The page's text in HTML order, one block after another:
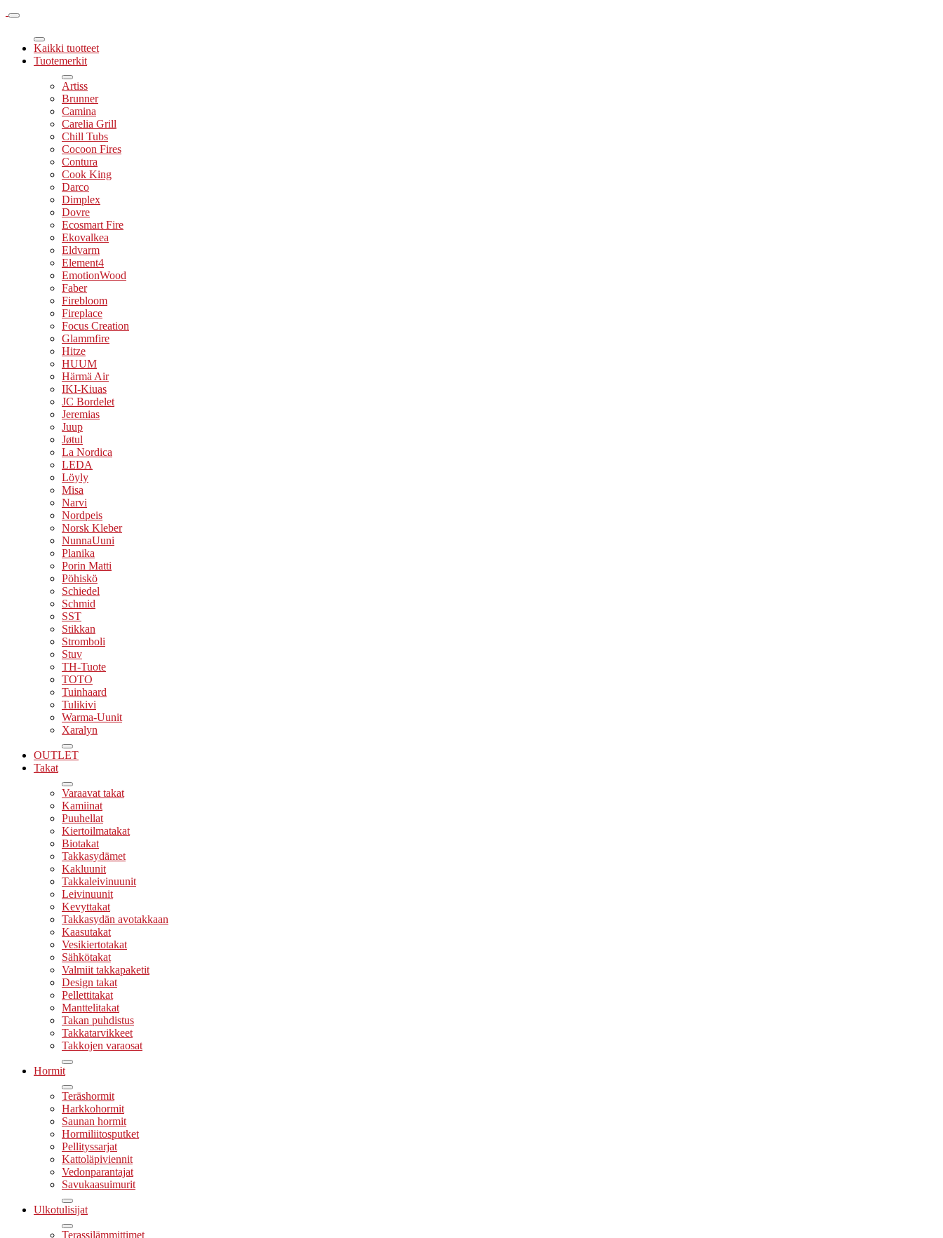
Kaikki tuotteet
Tuotemerkit
Artiss
Brunner
Camina
Carelia Grill
Chill Tubs
Cocoon Fires
Contura
Cook King
Darco
Dimplex
Dovre
Ecosmart Fire
Ekovalkea
Eldvarm
Element4
EmotionWood
Faber
Firebloom
Fireplace
Focus Creation
Glammfire
Hitze
HUUM
Härmä Air
IKI-Kiuas
JC Bordelet
Jeremias
Juup
Jøtul
La Nordica
LEDA
Löyly
Misa
Narvi
Nordpeis
Norsk Kleber
NunnaUuni
Planika
Porin Matti
Pöhiskö
Schiedel
Schmid
SST
Stikkan
Stromboli
Stuv
TH-Tuote
TOTO
Tuinhaard
Tulikivi
Warma-Uunit
Xaralyn
OUTLET
Takat
Varaavat takat
Kamiinat
Puuhellat
Kiertoilmatakat
Biotakat
Takkasydämet
Kakluunit
Takkaleivinuunit
Leivinuunit
Kevyttakat
Takkasydän avotakkaan
Kaasutakat
Vesikiertotakat
Sähkötakat
Valmiit takkapaketit
Design takat
Pellettitakat
Manttelitakat
Takan puhdistus
Takkatarvikkeet
Takkojen varaosat
Hormit
Teräshormit
Harkkohormit
Saunan hormit
Hormiliitosputket
Pellityssarjat
Kattoläpiviennit
Vedonparantajat
Savukaasuimurit
Ulkotulisijat
Terassilämmittimet